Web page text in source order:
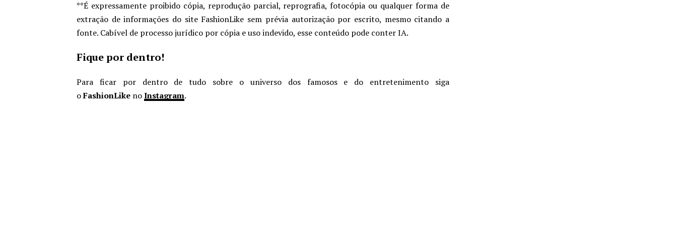
**É expressamente proibido cópia, reprodução parcial, reprografia, fotocópia ou qualquer forma de
extração de informações do site FashionLike sem prévia autorização por escrito, mesmo citando a
fonte. Cabível de processo jurídico por cópia e uso indevido, esse conteúdo pode conter IA.
Fique por dentro!
Para ficar por dentro de tudo sobre o universo dos famosos e do entretenimento siga
oFashionLike noInstagram.